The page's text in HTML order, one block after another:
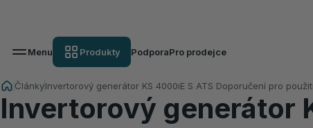
Menu Produkty PodporaPro prodejce
ČlánkyInvertorový generátor KS 4000iE S ATS Doporučení pro
Invertorový generátor